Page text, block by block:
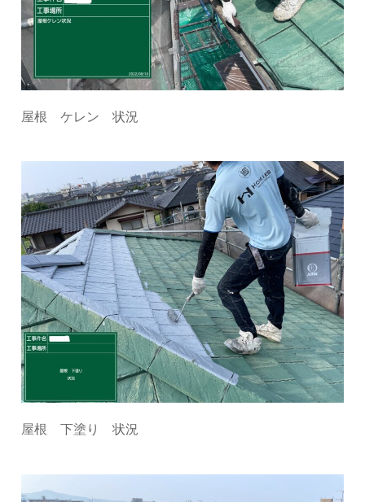
屋根 ケレン 状況
屋根 下塗り 状況